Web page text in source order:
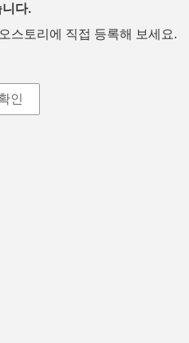
니다.
스토리에 직접 등록해 보세요.
인